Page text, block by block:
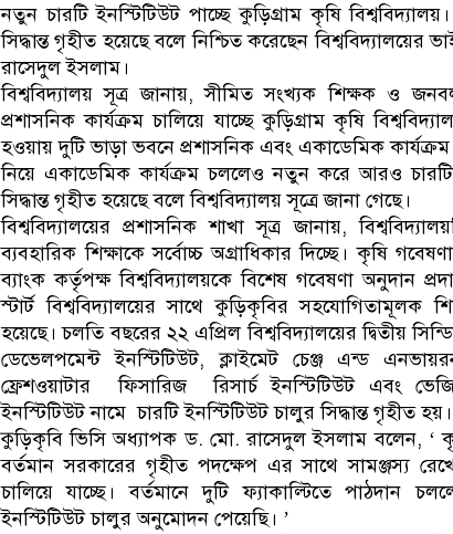
নতুন চারটি ইনস্টিটিউট পাচ্ছে কুড়িগ্রাম কৃষি
সিদ্ধান্ত গৃহীত হয়েছে বলে নিশ্চিত করেছেন
রাসেদুল ইসলাম।
বিশ্ববিদ্যালয় সূত্র জানায়, সীমিত সংখ্যক শিক্ষক ও
প্রশাসনিক কার্যক্রম চালিয়ে যাচ্ছে কুড়িগ্রাম কৃষি
হওয়ায় দুটি ভাড়া ভবনে প্রশাসনিক এবং একাডেমিক কার্যক্রম
নিয়ে একাডেমিক কার্যক্রম চললেও নতুন করে আরও চারটি
সিদ্ধান্ত গৃহীত হয়েছে বলে বিশ্ববিদ্যালয় সূত্রে জানা গেছে।
বিশ্ববিদ্যালয়ের প্রশাসনিক শাখা সূত্র জানায়,
ব্যবহারিক শিক্ষাকে সর্বোচ্চ অগ্রাধিকার দিচ্ছে। কৃষি
ব্যাংক কর্তৃপক্ষ বিশ্ববিদ্যালয়কে বিশেষ গবেষণা অনুদান
স্টার্ট বিশ্ববিদ্যালয়ের সাথে কুড়িকৃবির সহযোগিতামূলক
হয়েছে। চলতি বছরের ২২ এপ্রিল বিশ্ববিদ্যালয়ের দ্বিতীয়
ডেভেলপমেন্ট ইনস্টিটিউট, ক্লাইমেট চেঞ্জ এন্ড
ফ্রেশওয়াটার ফিসারিজ রিসার্চ ইনস্টিটিউট এবং
ইনস্টিটিউট নামে চারটি ইনস্টিটিউট চালুর সিদ্ধান্ত গৃহীত হয়।
কুড়িকৃবি ভিসি অধ্যাপক ড. মো. রাসেদুল ইসলাম বলেন, ‘
বর্তমান সরকারের গৃহীত পদক্ষেপ এর সাথে সামঞ্জস্য রেখে
চালিয়ে যাচ্ছে। বর্তমানে দুটি ফ্যাকাল্টিতে পাঠদান
ইনস্টিটিউট চালুর অনুমোদন পেয়েছি। ’